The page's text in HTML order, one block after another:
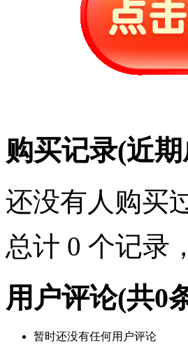
购买记录(近
还没有人购买
总计 0 个记录
用户评论(共0
暂时还没有任何用户评论